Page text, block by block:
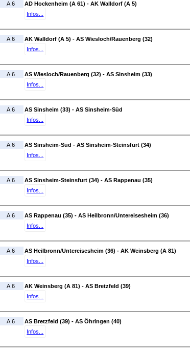
A 6
AD Hockenheim (A 61) - AK Walldorf (A 5)
Infos...
A 6
AK Walldorf (A 5) - AS Wiesloch/Rauenberg (32)
Infos...
A 6
AS Wiesloch/Rauenberg (32) - AS Sinsheim (33)
Infos...
A 6
AS Sinsheim (33) - AS Sinsheim-Süd
Infos...
A 6
AS Sinsheim-Süd - AS Sinsheim-Steinsfurt (34)
Infos...
A 6
AS Sinsheim-Steinsfurt (34) - AS Rappenau (35)
Infos...
A 6
AS Rappenau (35) - AS Heilbronn/Untereisesheim (36)
Infos...
A 6
AS Heilbronn/Untereisesheim (36) - AK Weinsberg (A 81)
Infos...
A 6
AK Weinsberg (A 81) - AS Bretzfeld (39)
Infos...
A 6
AS Bretzfeld (39) - AS Öhringen (40)
Infos...